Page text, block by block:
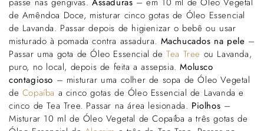
de Amêndoa Doce, misturar cinco gotas de Óleo Essencial
de Lavanda. Passar depois de higienizar o bebê ou usar
misturado à pomada contra assadura. Machucados na pele –
Passar uma gota de Óleo Essencial deTea Tree ou Lavanda,
puro, no local, depois de feita a assepsia.Molusco
contagioso – misturar uma colher de sopa de Óleo Vegetal
de Copaíba a cinco gotas de Óleo Essencial de Lavanda e
cinco de Tea Tree. Passar na área lesionada. Piolhos –
Misturar 10 ml de Óleo Vegetal de Copaíba a três gotas de